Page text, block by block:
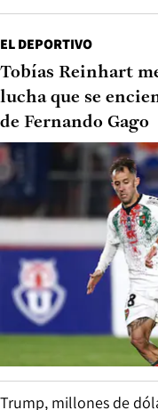
EL DEPORTIVO
Tobías Reinhart
lucha que se
de Fernando Gago
Trump, millones de